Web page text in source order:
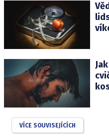
VÍCE SOUVISEJÍCÍCH